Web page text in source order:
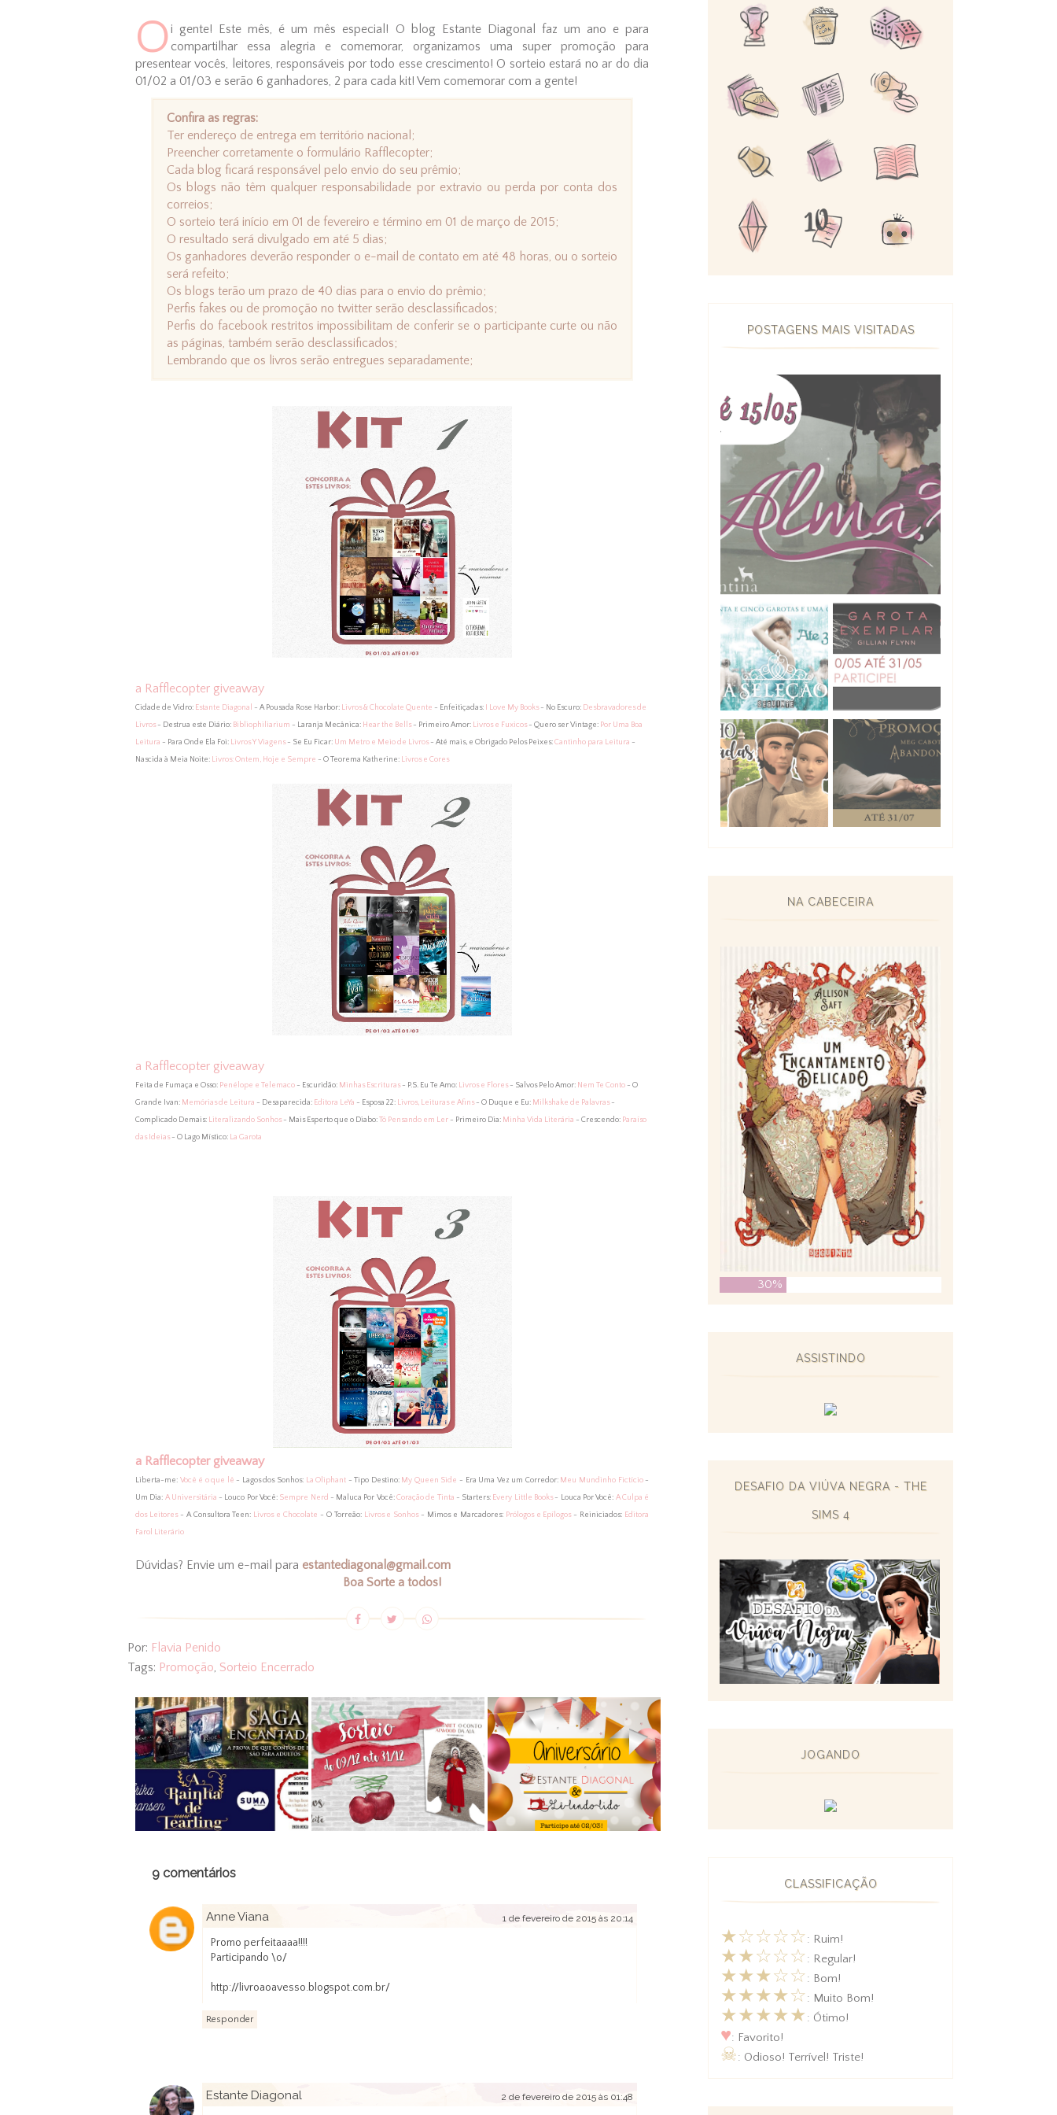
Oi gente! Este mês, é um mês especial! O blog Estante Diagonal faz um ano e para
compartilhar essa alegria e comemorar, organizamos uma super promoção para
presentear vocês, leitores, responsáveis por todo esse crescimento! O sorteio estará no ar do dia
01/02 a 01/03 e serão 6 ganhadores, 2 para cada kit! Vem comemorar com a gente!
Confira as regras:
Ter endereço de entrega em território nacional;
Preencher corretamente o formulário Rafflecopter;
Cada blog ficará responsável pelo envio do seu prêmio;
Os blogs não têm qualquer responsabilidade por extravio ou perda por conta dos
correios;
O sorteio terá início em 01 de fevereiro e término em 01 de março de 2015;
O resultado será divulgado em até 5 dias;
Os ganhadores deverão responder o e-mail de contato em até 48 horas, ou o sorteio
será refeito;
Os blogs terão um prazo de 40 dias para o envio do prêmio;
Perfis fakes ou de promoção no twitter serão desclassificados;
Perfis do facebook restritos impossibilitam de conferir se o participante curte ou não
as páginas, também serão desclassificados;
Lembrando que os livros serão entregues separadamente;
a Rafflecopter giveaway
Cidade de Vidro: Estante Diagonal - A Pousada Rose Harbor: Livros & Chocolate Quente - Enfeitiçadas: I Love My Books- No Escuro: Desbravadores de
Livros- Destrua este Diário: Bibliophiliarium - Laranja Mecânica: Hear the Bells- Primeiro Amor: Livros e Fuxicos- Quero ser Vintage: Por Uma Boa
Leitura - Para Onde Ela Foi: Livros Y Viagens- Se Eu Ficar: Um Metro e Meio de Livros- Até mais, e Obrigado Pelos Peixes:Cantinho para Leitura -
Nascida à Meia Noite: Livros: Ontem, Hoje e Sempre - O Teorema Katherine: Livros e Cores
a Rafflecopter giveaway
Feita de Fumaça e Osso: Penélope e Telemaco - Escuridão: Minhas Escrituras- P.S. Eu Te Amo: Livros e Flores- Salvos Pelo Amor: Nem Te Conto - O
Grande Ivan: Memórias de Leitura - Desaparecida: Editora LeYa - Esposa 22: Livros, Leituras e Afins- O Duque e Eu: Milkshake de Palavras-
Complicado Demais: Literalizando Sonhos- Mais Esperto que o Diabo:Tô Pensando em Ler - Primeiro Dia: Minha Vida Literária - Crescendo: Paraíso
das Ideias- O Lago Místico: La Garota
a Rafflecopter giveaway
Liberta-me: Você é o que lê - Lagos dos Sonhos: La Oliphant - Tipo Destino: My Queen Side - Era Uma Vez um Corredor: Meu Mundinho Fictício-
Um Dia: A Universitária - Louco Por Você: Sempre Nerd - Maluca Por Você:Coração de Tinta - Starters: Every Little Books- Louca Por Você: A Culpa é
dos Leitores- A Consultora Teen: Livros e Chocolate - O Torreão: Livros e Sonhos- Mimos e Marcadores: Prólogos e Epílogos- Reiniciados: Editora
Farol Literário
Dúvidas? Envie um e-mail para estantediagonal@gmail.com
Boa Sorte a todos!
Por: Flavia Penido
Tags: Promoção, Sorteio Encerrado
9 comentários
Anne Viana 1 de fevereiro de 2015 às 20:14
Promo perfeitaaaa!!!!
Participando \o/
http://livroaoavesso.blogspot.com.br/
Responder
Estante Diagonal 2 de fevereiro de 2015 às 01:48
POSTAGENS MAIS VISITADAS
NA CABECEIRA
30%
ASSISTINDO
DESAFIO DA VIÚVA NEGRA - THE
SIMS 4
JOGANDO
CLASSIFICAÇÃO
★☆☆☆☆: Ruim!
★★☆☆☆: Regular!
★★★☆☆: Bom!
★★★★☆: Muito Bom!
★★★★★: Ótimo!
♥: Favorito!
☠: Odioso! Terrível! Triste!